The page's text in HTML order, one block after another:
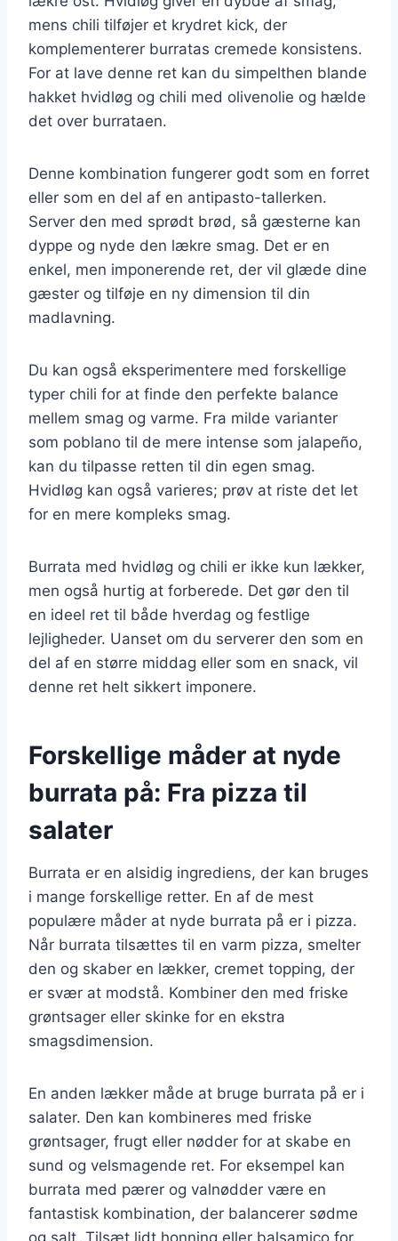
mens chili tilføjer et krydret kick, der
komplementerer burratas cremede konsistens.
For at lave denne ret kan du simpelthen blande
hakket hvidløg og chili med olivenolie og hælde
det over burrataen.
Denne kombination fungerer godt som en forret
eller som en del af en antipasto-tallerken.
Server den med sprødt brød, så gæsterne kan
dyppe og nyde den lækre smag. Det er en
enkel, men imponerende ret, der vil glæde dine
gæster og tilføje en ny dimension til din
madlavning.
Du kan også eksperimentere med forskellige
typer chili for at finde den perfekte balance
mellem smag og varme. Fra milde varianter
som poblano til de mere intense som jalapeño,
kan du tilpasse retten til din egen smag.
Hvidløg kan også varieres; prøv at riste det let
for en mere kompleks smag.
Burrata med hvidløg og chili er ikke kun lækker,
men også hurtig at forberede. Det gør den til
en ideel ret til både hverdag og festlige
lejligheder. Uanset om du serverer den som en
del af en større middag eller som en snack, vil
denne ret helt sikkert imponere.
Forskellige måder at nyde
burrata på: Fra pizza til
salater
Burrata er en alsidig ingrediens, der kan bruges
i mange forskellige retter. En af de mest
populære måder at nyde burrata på er i pizza.
Når burrata tilsættes til en varm pizza, smelter
den og skaber en lækker, cremet topping, der
er svær at modstå. Kombiner den med friske
grøntsager eller skinke for en ekstra
smagsdimension.
En anden lækker måde at bruge burrata på er i
salater. Den kan kombineres med friske
grøntsager, frugt eller nødder for at skabe en
sund og velsmagende ret. For eksempel kan
burrata med pærer og valnødder være en
fantastisk kombination, der balancerer sødme
og salt. Tilsæt lidt honning eller balsamico for